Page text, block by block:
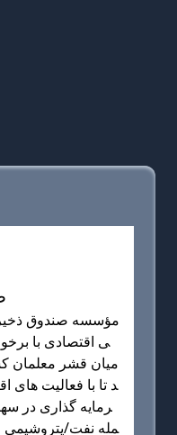
مؤسسه صندوق
ی اقتصادی با
میان قشر معلمان
د تا با فعالیت های
رمایه گذاری در
مله نفت/پتروشیمی